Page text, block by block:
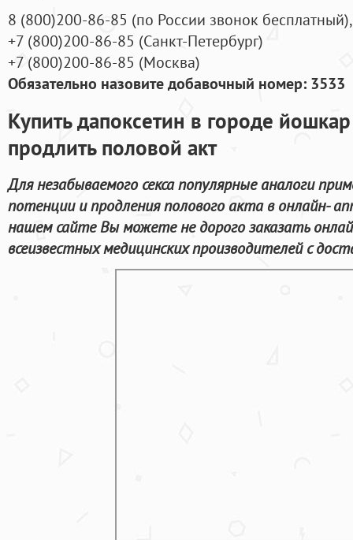
8 (800)200-86-85 (по России звонок бесплатный),
+7 (800)200-86-85 (Санкт-Петербург)
+7 (800)200-86-85 (Москва)
Обязательно назовите добавочный номер: 3533
Купить дапоксетин в городе
продлить половой акт
Для незабываемого секса популярные аналоги
потенции и продления полового акта в онлайн-
нашем сайте Вы можете не дорого заказать
всеизвестных медицинских производителей с